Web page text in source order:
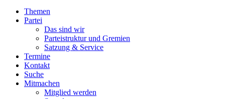
Themen
Partei
Das sind wir
Parteistruktur und Gremien
Satzung & Service
Termine
Kontakt
Suche
Mitmachen
Mitglied werden